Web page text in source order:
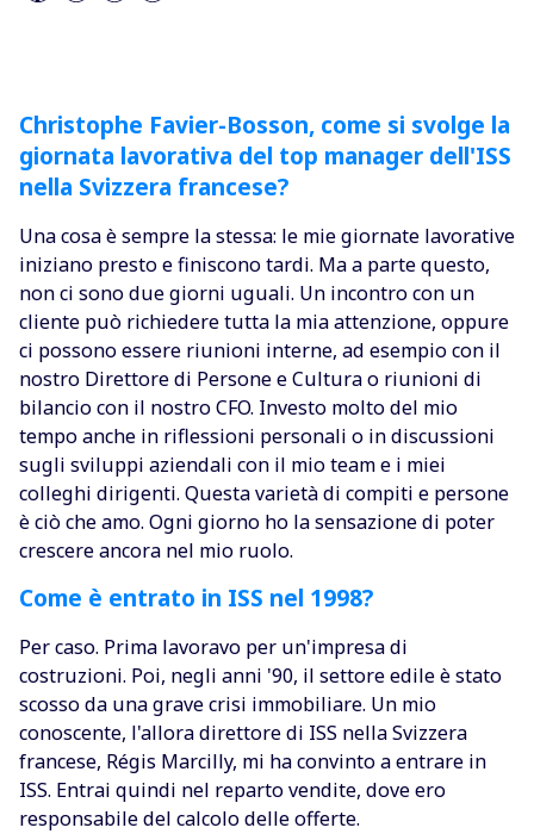
Christophe Favier-Bosson, come si svolge la
giornata lavorativa del top manager dell'ISS
nella Svizzera francese?
Una cosa è sempre la stessa: le mie giornate lavorative
iniziano presto e finiscono tardi. Ma a parte questo,
non ci sono due giorni uguali. Un incontro con un
cliente può richiedere tutta la mia attenzione, oppure
ci possono essere riunioni interne, ad esempio con il
nostro Direttore di Persone e Cultura o riunioni di
bilancio con il nostro CFO. Investo molto del mio
tempo anche in riflessioni personali o in discussioni
sugli sviluppi aziendali con il mio team e i miei
colleghi dirigenti. Questa varietà di compiti e persone
è ciò che amo. Ogni giorno ho la sensazione di poter
crescere ancora nel mio ruolo.
Come è entrato in ISS nel 1998?
Per caso. Prima lavoravo per un'impresa di
costruzioni. Poi, negli anni '90, il settore edile è stato
scosso da una grave crisi immobiliare. Un mio
conoscente, l'allora direttore di ISS nella Svizzera
francese, Régis Marcilly, mi ha convinto a entrare in
ISS. Entrai quindi nel reparto vendite, dove ero
responsabile del calcolo delle offerte.